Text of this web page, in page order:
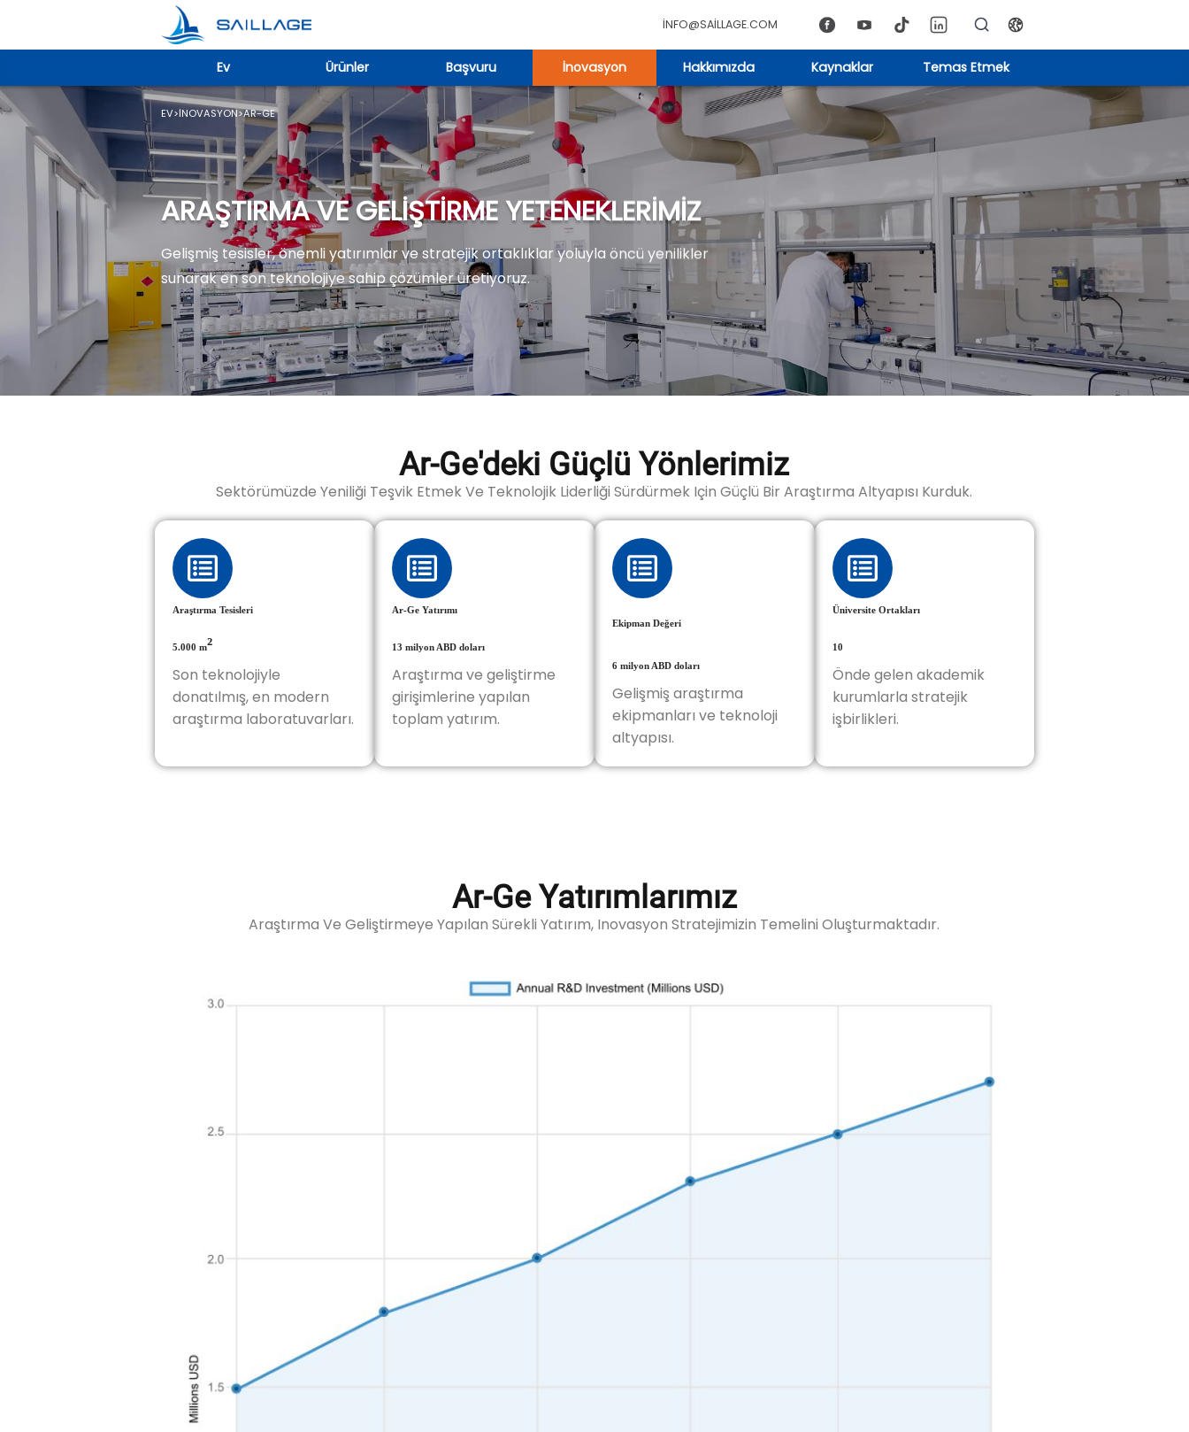
INFO@SAILLAGE.COM
Ev Ürünler Başvuru İnovasyon Hakkımızda Kaynaklar Temas Etmek
ARAŞTIRMA VE GELIŞTIRME YETENEKLERIMIZ
Gelişmiş tesisler, önemli yatırımlar ve stratejik ortaklıklar yoluyla öncü yenilikler
sunarak en son teknolojiye sahip çözümler üretiyoruz.
EV>İNOVASYON>AR-GE
Ar-Ge'deki Güçlü Yönlerimiz
Sektörümüzde Yeniliği Teşvik Etmek Ve Teknolojik Liderliği Sürdürmek Için Güçlü Bir Araştırma Altyapısı Kurduk.
Araştırma Tesisleri
5.000 m²
Son teknolojiyle
donatılmış, en modern
araştırma laboratuvarları.
Ar-Ge Yatırımı
13 milyon ABD doları
Araştırma ve geliştirme
girişimlerine yapılan
toplam yatırım.
Ekipman Değeri
6 milyon ABD doları
Gelişmiş araştırma
ekipmanları ve teknoloji
altyapısı.
Üniversite Ortakları
10
Önde gelen akademik
kurumlarla stratejik
işbirlikleri.
Ar-Ge Yatırımlarımız
Araştırma Ve Geliştirmeye Yapılan Sürekli Yatırım, Inovasyon Stratejimizin Temelini Oluşturmaktadır.